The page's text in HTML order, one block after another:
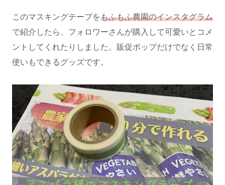
このマスキングテープをもふもふ農園のインスタグラム
で紹介したら、フォロワーさんが購入して可愛いとコメ
ントしてくれたりしました。販促ポップだけでなく日常
使いもできるグッズです。